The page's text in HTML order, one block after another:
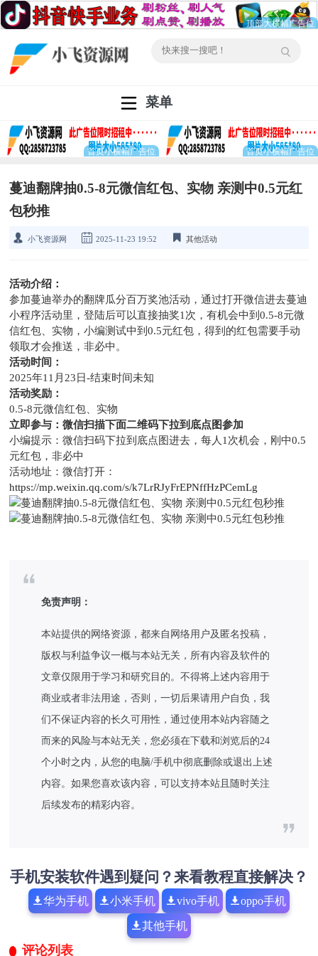
菜单
蔓迪翻牌抽0.5-8元微信红包、实物 亲测中0.5元红
包秒推
小飞资源网 2025-11-23 19:52 其他活动
活动介绍：
参加蔓迪举办的翻牌瓜分百万奖池活动，通过打开微信进去蔓迪
小程序活动里，登陆后可以直接抽奖1次，有机会中到0.5-8元微
信红包、实物，小编测试中到0.5元红包，得到的红包需要手动
领取才会推送，非必中。
活动时间：
2025年11月23日-结束时间未知
活动奖励：
0.5-8元微信红包、实物
立即参与：微信扫描下面二维码下拉到底点图参加
小编提示：微信扫码下拉到底点图进去，每人1次机会，刚中0.5
元红包，非必中
活动地址：微信打开：
https://mp.weixin.qq.com/s/k7LrRJyFrEPNffHzPCemLg
免责声明：
本站提供的网络资源，都来自网络用户及匿名投稿，
版权与利益争议一概与本站无关，所有内容及软件的
文章仅限用于学习和研究目的。不得将上述内容用于
商业或者非法用途，否则，一切后果请用户自负，我
们不保证内容的长久可用性，通过使用本站内容随之
而来的风险与本站无关，您必须在下载和浏览后的24
个小时之内，从您的电脑/手机中彻底删除或退出上述
内容。如果您喜欢该内容，可以支持本站且随时关注
后续发布的精彩内容。
手机安装软件遇到疑问？来看教程直接解决？
华为手机 小米手机 vivo手机 oppo手机
其他手机
评论列表